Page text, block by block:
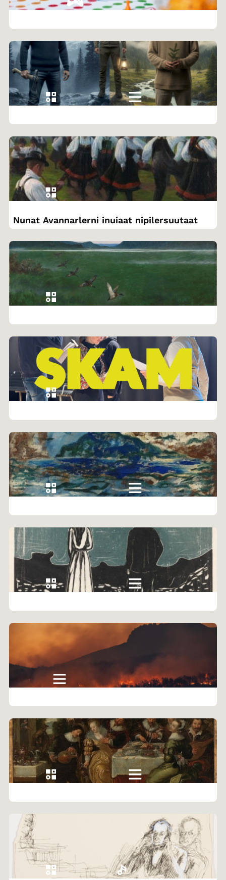
Nunat Avannarlerni inuiaat nipilersuutaat